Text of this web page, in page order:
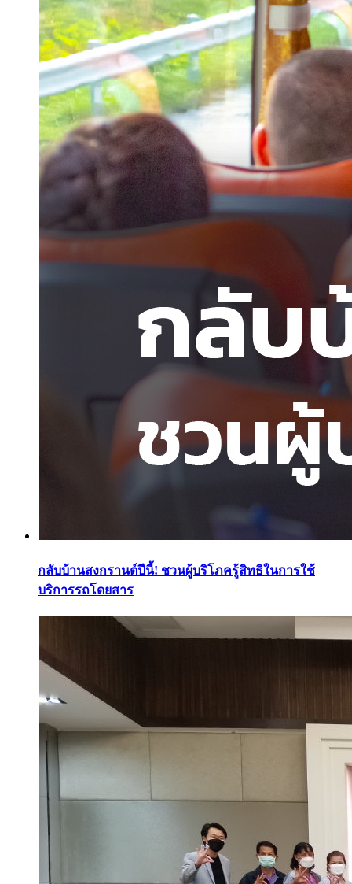
กลับบ้านสงกรานต์ปีนี้! ชวนผู้บริโภครู้สิทธิในการใช้
บริการรถโดยสาร